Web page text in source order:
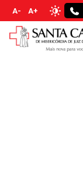
A- A+